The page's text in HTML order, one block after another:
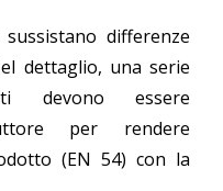
differenze
dettaglio, una serie
devono essere
per rendere
(EN 54) con la